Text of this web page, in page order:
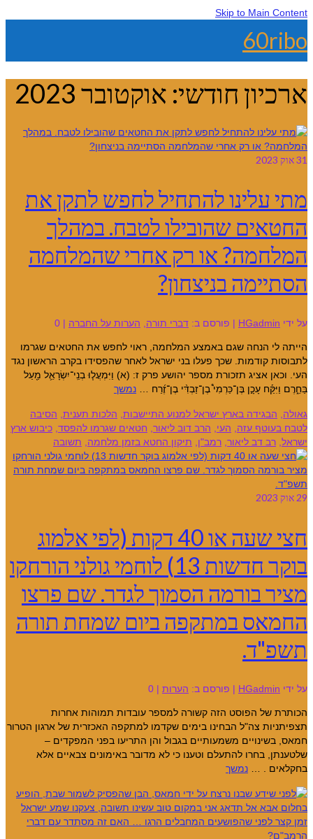
Skip to Main Content
60ribo
ארכיון חודשי: אוקטובר 2023
31אוק 2023
מתי עלינו להתחיל לחפש לתקן את
החטאים שהובילו לטבח. במהלך
המלחמה? או רק אחרי שהמלחמה
הסתיימה בניצחון?
על ידי HGadmin
| פורסם ב: דברי תורה, הערות על החברה |
0
הייתה לי הנחה שגם באמצע המלחמה, ראוי לחפש את החטאים שגרמו
לתבוסות קודמות. שכך פעלו בני ישראל לאחר שהפסידו בקרב הראשון נגד
העי. וכאן אציג תזכורת מספר יהושע פרק ז: (א) וַיִּמְעֲל֧וּ בְנֵֽי־יִשְׂרָאֵ֛ל מַ֖עַל
בַּחֵ֑רֶם וַיִּקַּ֡ח עָכָ֣ן בֶּן־כַּרְמִי֩ בֶן־זַבְדִּ֨י בֶן־זֶ֜רַח …
נמשך
גאולה, הבגידה בארץ ישראל למנוע התיישבות, הלכות תענית, הסיבה
לטבח בעוטף עזה, העי, הרב דוב ליאור, חטאים שגרמו להפסד, כיבוש ארץ
ישראל, רב דב ליאור, רמב"ן, תיקון החטא בזמן מלחמה, תשובה
29אוק 2023
חצי שעה או 40 דקות (לפי אלמוג
בוקר חדשות 13) לוחמי גולני הורחקו
מציר בורמה הסמוך לגדר. שם פרצו
החמאס במתקפה ביום שמחת תורה
תשפ"ד.
על ידי HGadmin
| פורסם ב: הערות |
0
הכותרת של הפוסט הזה קשורה למספר עובדות תמוהות אחרות
תצפיתניות צה"ל הבחינו בימים שקדמו למתקפה האכזרית של ארגון הטרור
חמאס, בשינויים משמעותיים בגבול והן התריעו בפני המפקדים –
שלטענתן, בחרו להתעלם וטענו כי לא מדובר באימונים צבאיים אלא
בחקלאים . …
נמשך